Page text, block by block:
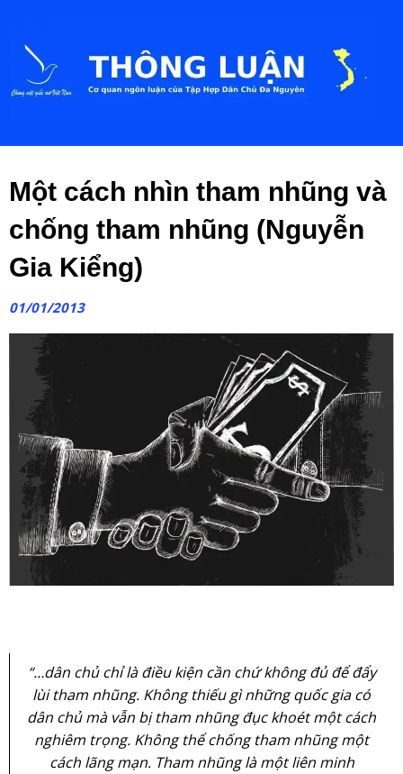
Một cách nhìn tham nhũng và
chống tham nhũng (Nguyễn
Gia Kiểng)
01/01/2013
“…dân chủ chỉ là điều kiện cần chứ không đủ để đẩy
lùi tham nhũng. Không thiếu gì những quốc gia có
dân chủ mà vẫn bị tham nhũng đục khoét một cách
nghiêm trọng. Không thể chống tham nhũng một
cách lãng mạn. Tham nhũng là một liên minh